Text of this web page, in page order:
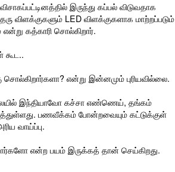
இருந்து கப்பல் விடுவதாக
LED விளக்குகளாக மாற்றப்படும்
கத்காரி சொல்கிறார்.
கூட..
என்று இன்னமும் புரியவில்லை.
இந்தியாவோ கச்சா எண்ணெய், தங்கம்
பணவீக்கம் போன்றவையும் கட்டுக்குள்
வாய்ப்பு.
என்ற பயம் இருக்கத் தான் செய்கிறது.